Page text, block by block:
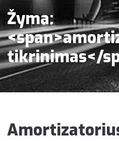
Žyma:
tikrinimas</